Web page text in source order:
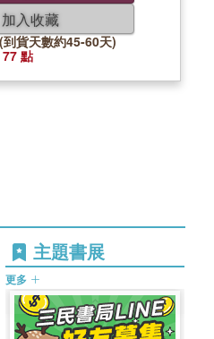
加入收藏
貨天數約45-60天)
點
主題書展
更多